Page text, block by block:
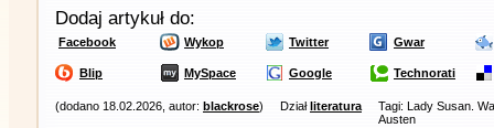
Dodaj artykuł do:
Facebook Wykop Twitter Gwar
Blip MySpace Google Technorati
(dodano 18.02.2026, autor: blackrose) Działliteratura
Tagi: Lady Susan.
Austen